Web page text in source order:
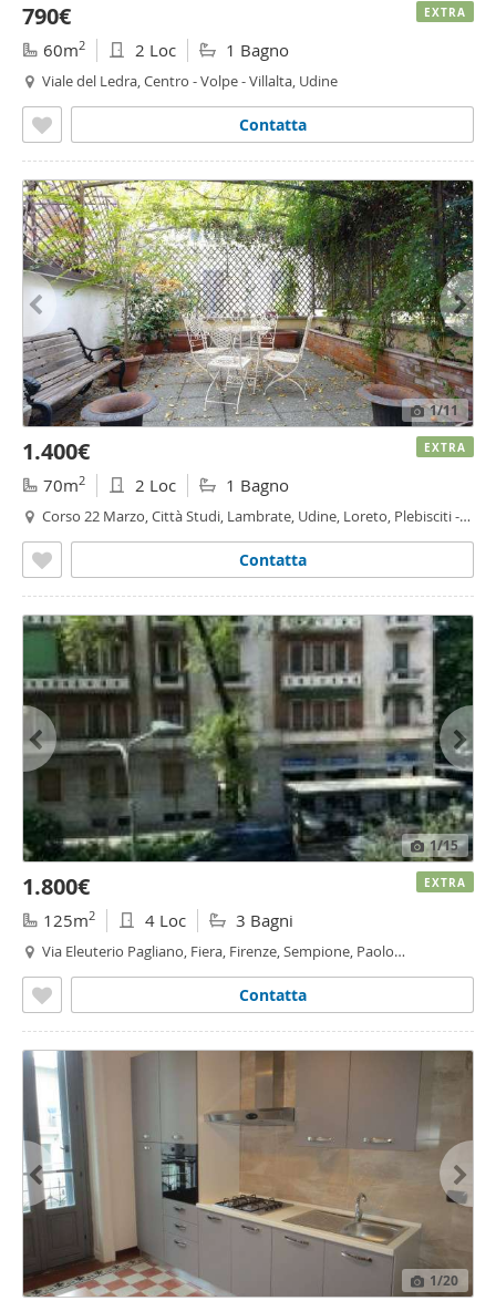
790€
60m2 2 Loc 1 Bagno
Viale del Ledra, Centro - Volpe - Villalta, Udine
Contatta
EXTRA
1/11
1.400€
70m2 2 Loc 1 Bagno
Corso 22 Marzo, Città Studi, Lambrate, Udine, Loreto, Plebisciti -
Contatta
EXTRA
1/15
1.800€
125m2 4 Loc 3 Bagni
Via Eleuterio Pagliano, Fiera, Firenze, Sempione, Paolo
Contatta
EXTRA
1/20